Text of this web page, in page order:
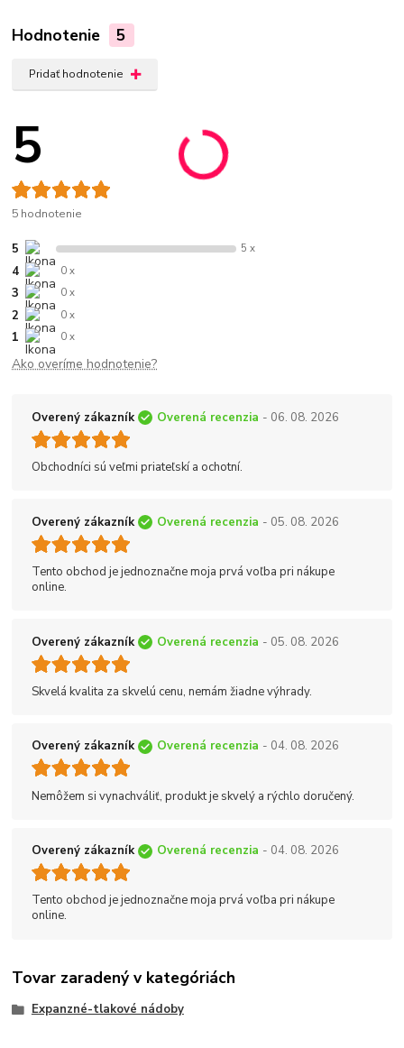
Hodnotenie 5
Pridať hodnotenie
5
5 hodnotenie
5 5 x
4 0 x
3 0 x
2 0 x
1 0 x
Ako overíme hodnotenie?
Overený zákazník Overená recenzia - 06. 08. 2026
Obchodníci sú veľmi priateľskí a ochotní.
Overený zákazník Overená recenzia - 05. 08. 2026
Tento obchod je jednoznačne moja prvá voľba pri nákupe
online.
Overený zákazník Overená recenzia - 05. 08. 2026
Skvelá kvalita za skvelú cenu, nemám žiadne výhrady.
Overený zákazník Overená recenzia - 04. 08. 2026
Nemôžem si vynachváliť, produkt je skvelý a rýchlo doručený.
Overený zákazník Overená recenzia - 04. 08. 2026
Tento obchod je jednoznačne moja prvá voľba pri nákupe
online.
Tovar zaradený v kategóriách
Expanzné-tlakové nádoby